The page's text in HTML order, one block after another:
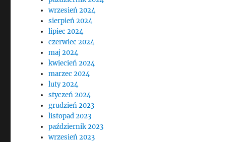
wrzesień 2024
sierpień 2024
lipiec 2024
czerwiec 2024
maj 2024
kwiecień 2024
marzec 2024
luty 2024
styczeń 2024
grudzień 2023
listopad 2023
październik 2023
wrzesień 2023